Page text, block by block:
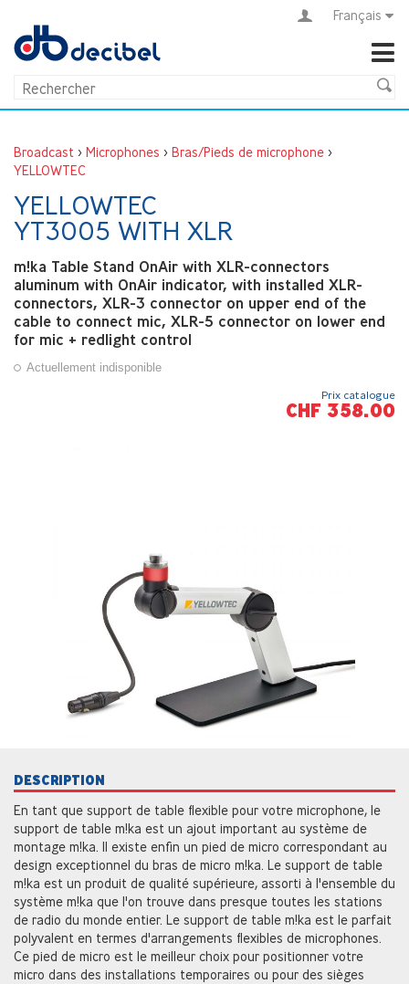
Français
Broadcast > Microphones > Bras/Pieds de microphone >
YELLOWTEC
YELLOWTEC
YT3005 WITH XLR
m!ka Table Stand OnAir with XLR-connectors
aluminum with OnAir indicator, with installed XLR-
connectors, XLR-3 connector on upper end of the
cable to connect mic, XLR-5 connector on lower end
for mic + redlight control
Actuellement indisponible
Prix catalogue
CHF 358.00
DESCRIPTION
En tant que support de table flexible pour votre microphone, le
support de table m!ka est un ajout important au système de
montage m!ka. Il existe enfin un pied de micro correspondant au
design exceptionnel du bras de micro m!ka. Le support de table
m!ka est un produit de qualité supérieure, assorti à l'ensemble du
système m!ka que l'on trouve dans presque toutes les stations
de radio du monde entier. Le support de table m!ka est le parfait
polyvalent en termes d'arrangements flexibles de microphones.
Ce pied de micro est le meilleur choix pour positionner votre
micro dans des installations temporaires ou pour des sièges